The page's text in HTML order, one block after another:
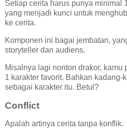
Setiap cerita harus punya minimal
yang menjadi kunci untuk
ke cerita.
Komponen ini bagai jembatan,
storyteller dan audiens.
Misalnya lagi nonton drakor, kamu
1 karakter favorit. Bahkan kadang-
sebagai karakter itu. Betul?
Conflict
Apalah artinya cerita tanpa konflik.